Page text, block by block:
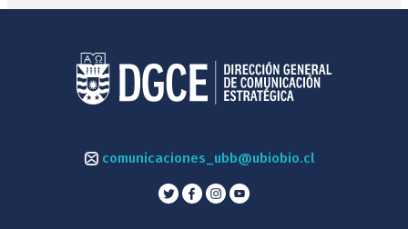
comunicaciones_ubb@ubiobio.cl